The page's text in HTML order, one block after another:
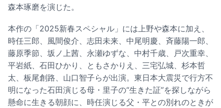
森本琢磨を演じた。
本作の「2025新春スペシャル」には上野や森本に加え、
時任三郎、風間俊介、志田未来、中尾明慶、斉藤陽一郎、
藤原季節、坂ノ上茜、永瀬ゆずな、中村千歳、戸次重幸、
平岩紙、石田ひかり、ともさかりえ、三宅弘城、杉本哲
太、板尾創路、山口智子らが出演。東日本大震災で行方不
明になった石田演じる母・里子の“生きた証”を探しながら
懸命に生きる朝顔に、時任演じる父・平との別れのときが